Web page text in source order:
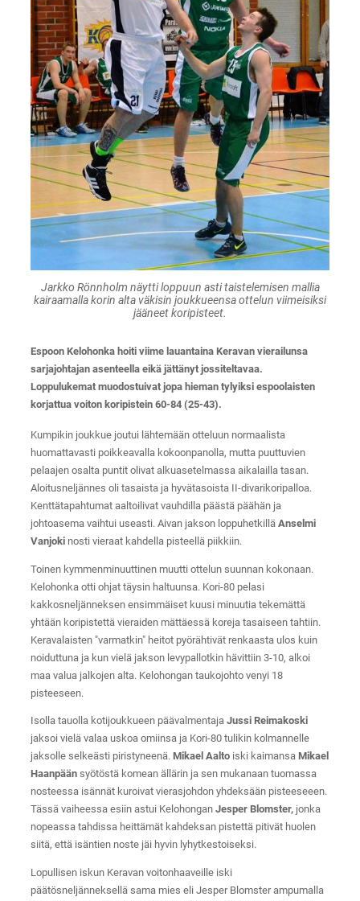
Jarkko Rönnholm näytti loppuun asti taistelemisen mallia
kairaamalla korin alta väkisin joukkueensa ottelun viimeisiksi
jääneet koripisteet.
Espoon Kelohonka hoiti viime lauantaina Keravan vierailunsa
sarjajohtajan asenteella eikä jättänyt jossiteltavaa.
Loppulukemat muodostuivat jopa hieman tylyiksi espoolaisten
korjattua voiton koripistein 60-84 (25-43).
Kumpikin joukkue joutui lähtemään otteluun normaalista
huomattavasti poikkeavalla kokoonpanolla, mutta puuttuvien
pelaajen osalta puntit olivat alkuasetelmassa aikalailla tasan.
Aloitusneljännes oli tasaista ja hyvätasoista II-divarikoripalloa.
Kenttätapahtumat aaltoilivat vauhdilla päästä päähän ja
johtoasema vaihtui useasti. Aivan jakson loppuhetkillä Anselmi
Vanjokinosti vieraat kahdella pisteellä piikkiin.
Toinen kymmenminuuttinen muutti ottelun suunnan kokonaan.
Kelohonka otti ohjat täysin haltuunsa. Kori-80 pelasi
kakkosneljänneksen ensimmäiset kuusi minuutia tekemättä
yhtään koripistettä vieraiden mättäessä koreja tasaiseen tahtiin.
Keravalaisten "varmatkin" heitot pyörähtivät renkaasta ulos kuin
noiduttuna ja kun vielä jakson levypallotkin hävittiin 3-10, alkoi
maa valua jalkojen alta. Kelohongan taukojohto venyi 18
pisteeseen.
Isolla tauolla kotijoukkueen päävalmentaja Jussi Reimakoski
jaksoi vielä valaa uskoa omiinsa ja Kori-80 tulikin kolmannelle
jaksolle selkeästi piristyneenä. Mikael Aaltoiski kaimansa Mikael
Haanpäänsyötöstä komean ällärin ja sen mukanaan tuomassa
nosteessa isännät kuroivat vierasjohdon yhdeksään pisteeseeen.
Tässä vaiheessa esiin astui Kelohongan Jesper Blomster,jonka
nopeassa tahdissa heittämät kahdeksan pistettä pitivät huolen
siitä, että isäntien noste jäi hyvin lyhytkestoiseksi.
Lopullisen iskun Keravan voitonhaaveille iski
päätösneljänneksellä sama mies eli Jesper Blomster ampumalla